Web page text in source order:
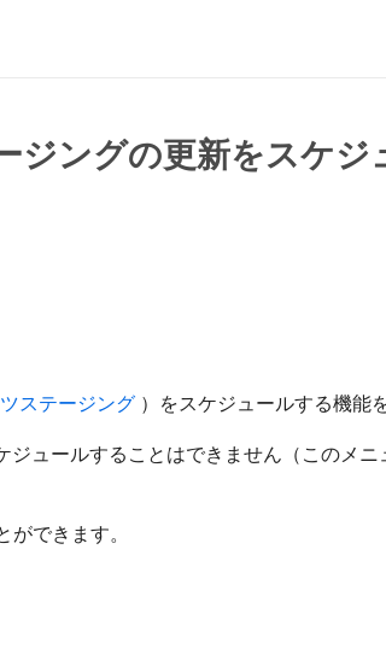
ジングの更新をスケジ
ステージング ）をスケジュールする機能
ジュールすることはできません（このメニ
できます。